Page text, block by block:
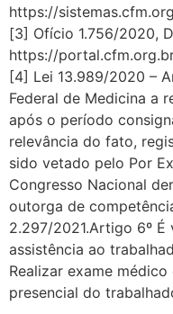
https://
[3] Ofício 1.756/2020,
https://
[4] Lei 13.989/2020 –
Federal de Medicina a
após o período
relevância do fato,
sido vetado pelo Por
Congresso Nacional
outorga de
2.297/2021.Artigo 6º
assistência ao
Realizar exame
presencial do